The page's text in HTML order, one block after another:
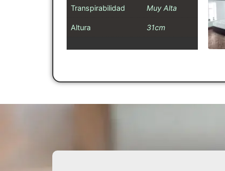
Transpirabilidad Muy Alta
Altura 31cm